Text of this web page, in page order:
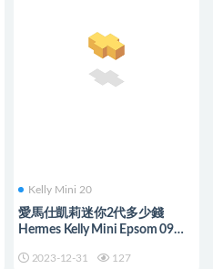
Kelly Mini 20
愛馬仕凱莉迷你2代多少錢
Hermes Kelly Mini Epsom 09
2023-12-31 127